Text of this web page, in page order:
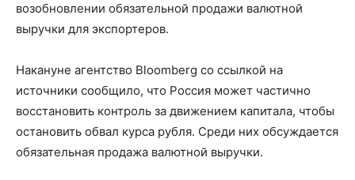
возобновлении обязательной продажи валютной
выручки для экспортеров.
Накануне агентство Bloomberg со ссылкой на
источники сообщило, что Россия может частично
восстановить контроль за движением капитала, чтобы
остановить обвал курса рубля. Среди них обсуждается
обязательная продажа валютной выручки.